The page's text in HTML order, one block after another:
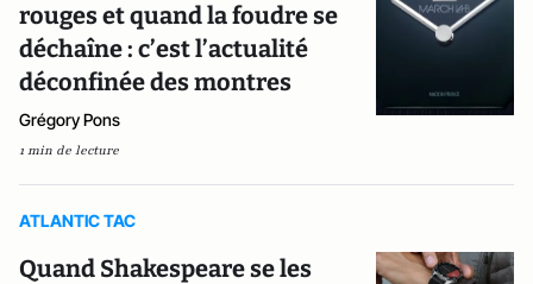
rouges et quand la foudre se
déchaîne : c’est l’actualité
déconfinée des montres
Grégory Pons
1 min de lecture
ATLANTIC TAC
Quand Shakespeare se les